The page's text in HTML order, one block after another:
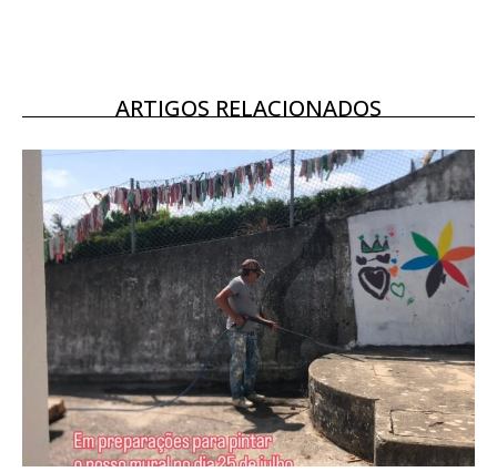
Acesso aos conteúdos Exclusivos para
assinantes
Ofertas para assinatura anual
Escolha o plano
ARTIGOS RELACIONADOS